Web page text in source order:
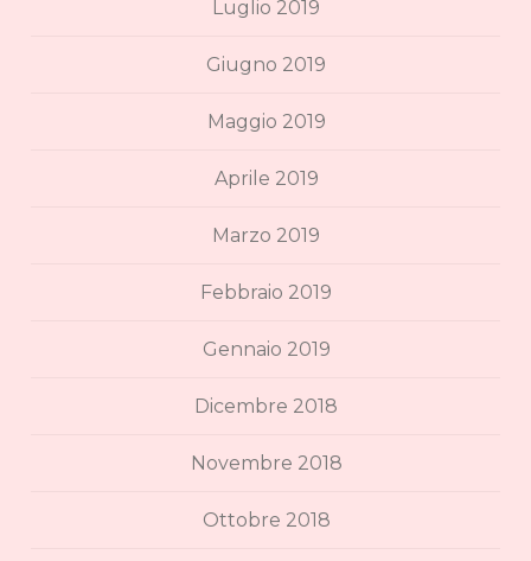
Luglio 2019
Giugno 2019
Maggio 2019
Aprile 2019
Marzo 2019
Febbraio 2019
Gennaio 2019
Dicembre 2018
Novembre 2018
Ottobre 2018